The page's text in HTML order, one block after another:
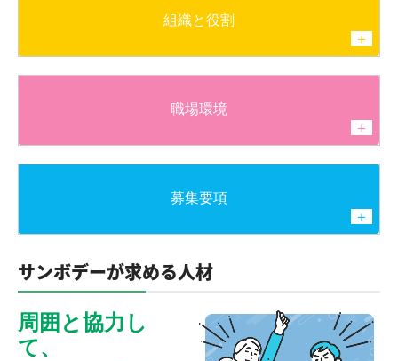
組織と役割
＋
職場環境
＋
募集要項
＋
サンボデーが求める人材
周囲と協力し
て、